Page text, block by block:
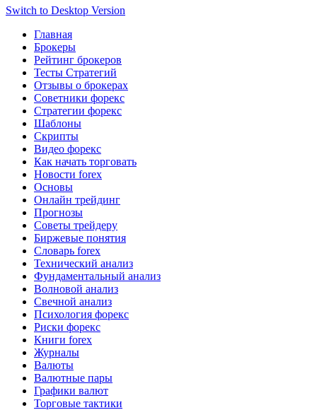
Switch to Desktop Version
Главная
Брокеры
Рейтинг брокеров
Тесты Стратегий
Отзывы о брокерах
Советники форекс
Стратегии форекс
Шаблоны
Скрипты
Видео форекс
Как начать торговать
Новости forex
Основы
Онлайн трейдинг
Прогнозы
Советы трейдеру
Биржевые понятия
Словарь forex
Технический анализ
Фундаментальный анализ
Волновой анализ
Свечной анализ
Психология форекс
Риски форекс
Книги forex
Журналы
Валюты
Валютные пары
Графики валют
Торговые тактики